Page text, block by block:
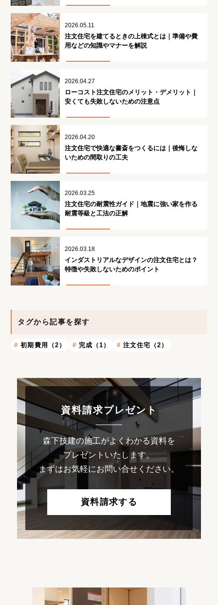
2026.05.11
注文住宅を建てるときの上棟式とは｜準備や費
用などの知識やマナーを解説
2026.04.27
ローコスト注文住宅のメリット・デメリット｜
安くても失敗しないための注意点
2026.04.20
注文住宅で快適な書斎をつくるには｜後悔しな
いための間取りの工夫
2026.03.25
注文住宅の耐震性ガイド｜地震に強い家を作る
耐震等級と工法の正解
2026.03.18
インダストリアルなデザインの注文住宅とは？
特徴や失敗しないためのポイント
タグから記事を探す
初期費用（2） 完成（1） 注文住宅（2）
資料請求プレゼント
森下技建の施工がよくわかる資料を
プレゼントいたします。
まずはお気軽にお問い合せください。
資料請求する